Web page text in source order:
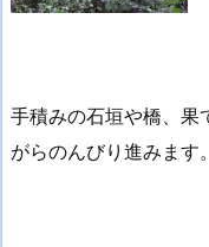
手積みの石垣や橋、果
がらのんびり進みます。